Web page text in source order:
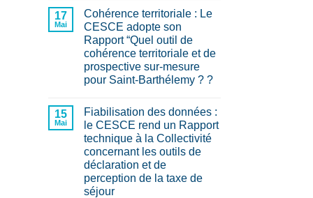
sur
Avis
du
CESCE
sur
le
Conseil
territorial
du
2026
17
Mai
Cohérence territoriale : Le
CESCE adopte son
Rapport “Quel outil de
cohérence territoriale et de
prospective sur-mesure
pour Saint-Barthélemy ? ?
sur
Cohérence
territoriale
:
Le
CESCE
adopte
son
Rapport
“Quel
15
Mai
Fiabilisation des données :
le CESCE rend un Rapport
technique à la Collectivité
concernant les outils de
déclaration et de
perception de la taxe de
séjour